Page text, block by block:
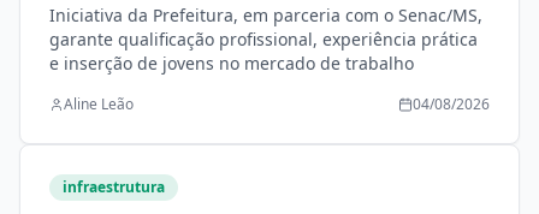
Aprendiz
Iniciativa da Prefeitura, em parceria com o Senac/MS,
garante qualificação profissional, experiência prática
e inserção de jovens no mercado de trabalho
Aline Leão 04/08/2026
infraestrutura